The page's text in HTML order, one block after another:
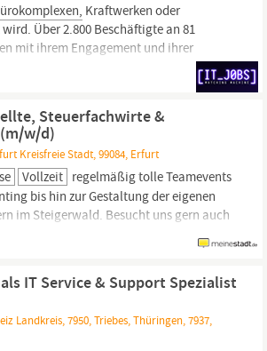
Kraftwerken oder
Über 2.800 Beschäftigte an 81
mit ihrem Engagement und ihrer
Unternehmens. Werden auch Sie
und helfen Sie mit, die elektrische Welt in
Steuerfachwirte &
w/d)
Kreisfreie Stadt, 99084, Erfurt
Vollzeit regelmäßig tolle Teamevents
bis hin zur Gestaltung der eigenen
im Steigerwald. Besucht uns gern auch
Eigenständige Betreuung „deiner“
Finanzbuchführung für Vereine,
IT Service & Support Spezialist
Landkreis, 7950, Triebes, Thüringen, 7937,